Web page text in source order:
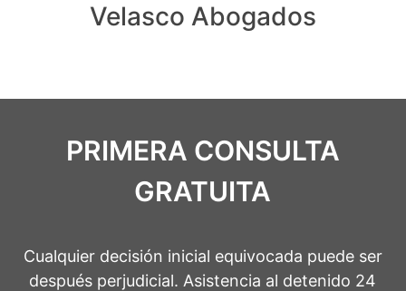
Velasco Abogados
PRIMERA CONSULTA
GRATUITA
Cualquier decisión inicial equivocada puede ser
después perjudicial. Asistencia al detenido 24